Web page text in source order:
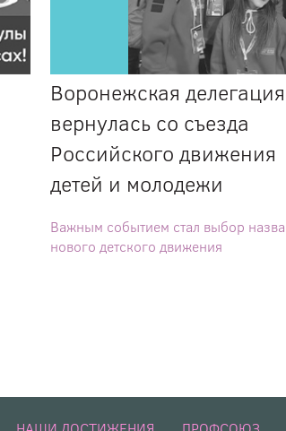
Воронежская делегация
вернулась со съезда
Российского движения
детей и молодежи
Важным событием стал выбор
нового детского движения